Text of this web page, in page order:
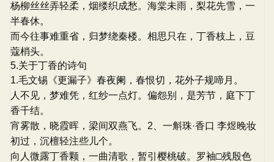
杨柳丝丝弄轻柔，烟缕织成愁。海棠未雨，梨花先雪，一
半春休。
而今往事难重省，归梦绕秦楼。相思只在，丁香枝上，豆
蔻梢头。
5.关于丁香的诗句
1.毛文锡《更漏子》春夜阑，春恨切，花外子规啼月。
人不见，梦难凭，红纱一点灯。偏怨别，是芳节，庭下丁
香千结。
宵雾散，晓霞晖，梁间双燕飞。2、一斛珠·香口 李煜晚妆
初过，沉檀轻注些儿个。
向人微露丁香颗，一曲清歌，暂引樱桃破。罗袖□残殷色